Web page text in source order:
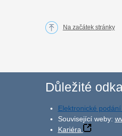
Na začátek stránky
Důležité
Elektronické
Související weby:
Kariéra